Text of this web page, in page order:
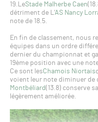
19.LeStade Malherbe Caen
détriment de L’AS Nancy
note de 18.5.
En fin de classement, nous
équipes dans un ordre
dernier du championnat et
19ème position avec une
Ce sont lesChamois Niortais
voient leur note diminuer de
Montbéliard(13.8) conserve
légèrement améliorée.